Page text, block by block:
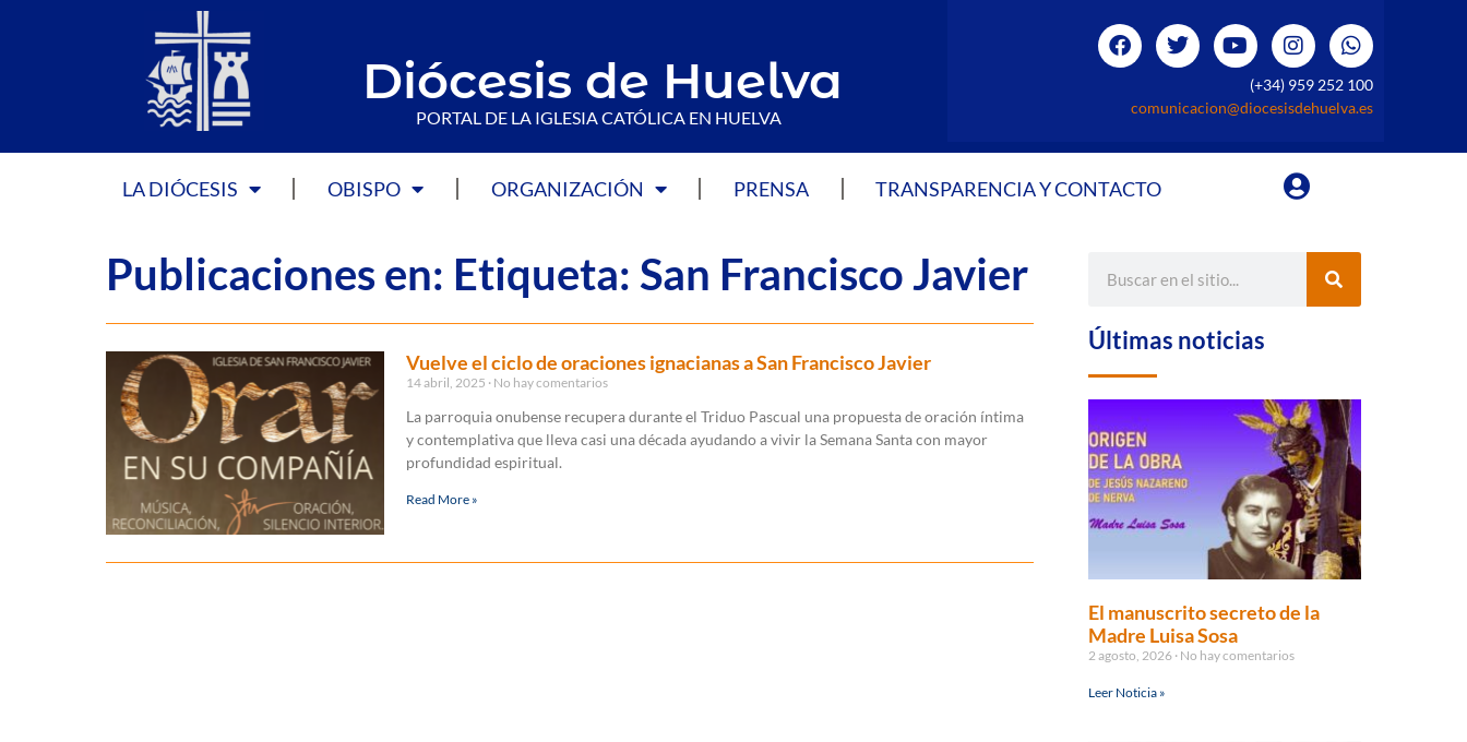
Diócesis de Huelva
PORTAL DE LA IGLESIA CATÓLICA EN HUELVA
(+34) 959 252 100
comunicacion@diocesisdehuelva.es
LA DIÓCESIS OBISPO ORGANIZACIÓN PRENSA TRANSPARENCIA Y CONTACTO
Publicaciones en: Etiqueta: San Francisco Javier
Vuelve el ciclo de oraciones ignacianas a San Francisco Javier
14 abril, 2025 No hay comentarios
La parroquia onubense recupera durante el Triduo Pascual una propuesta de oración íntima
y contemplativa que lleva casi una década ayudando a vivir la Semana Santa con mayor
profundidad espiritual.
Read More »
Últimas noticias
El manuscrito secreto de la
Madre Luisa Sosa
2 agosto, 2026 No hay comentarios
Leer Noticia »